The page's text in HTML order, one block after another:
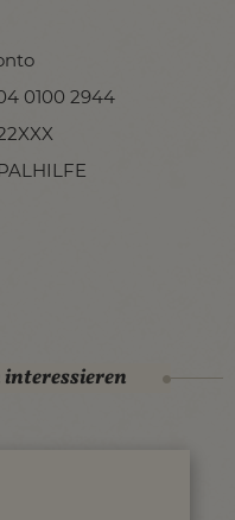
0100 2944
interessieren